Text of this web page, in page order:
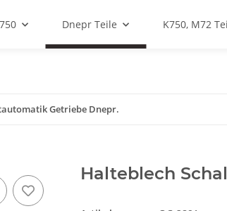
Dnepr Teile K750, M72
Getriebe Dnepr.
Halteblech